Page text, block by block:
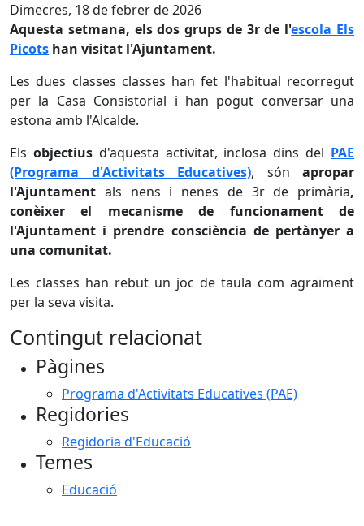
Dimecres, 18 de febrer de 2026
Aquesta setmana, els dos grups de 3r de l'escola Els
Picots han visitat l'Ajuntament.
Les dues classes classes han fet l'habitual recorregut
per la Casa Consistorial i han pogut conversar una
estona amb l'Alcalde.
Els objectiusd'aquesta activitat, inclosa dins del PAE
(Programa d'Activitats Educatives), són apropar
l'Ajuntament als nens i nenes de 3r de primària,
conèixer el mecanisme de funcionament de
l'Ajuntament i prendre consciència de pertànyer a
una comunitat.
Les classes han rebut un joc de taula com agraïment
per la seva visita.
Contingut relacionat
Pàgines
Programa d'Activitats Educatives (PAE)
Regidories
Regidoria d'Educació
Temes
Educació